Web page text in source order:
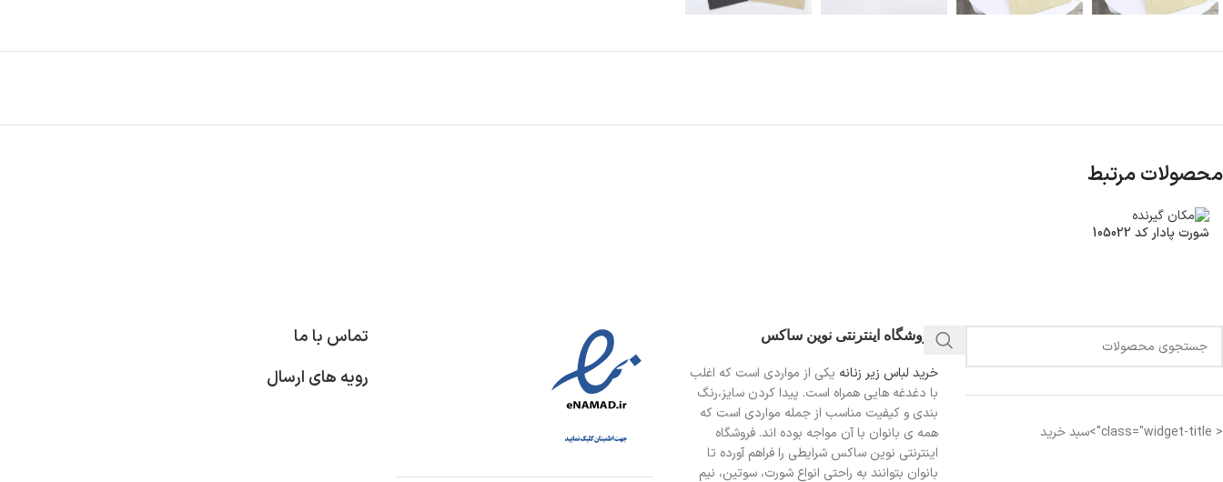
محصولات مرتبط
شورت پادار کد 105022
< class="widget-title">سبد خرید
فروشگاه اینترنتی نوین ساکس
خرید لباس زیر زنانه یکی از مواردی است که اغلب
با دغدغه هایی همراه است. پیدا کردن سایز،رنگ
بندی و کیفیت مناسب از جمله مواردی است که
همه ی بانوان با آن مواجه بوده اند. فروشگاه
اینترنتی نوین ساکس شرایطی را فراهم آورده تا
بانوان بتوانند به راحتی انواع شورت، سوتین، نیم
تماس با ما
رویه های ارسال